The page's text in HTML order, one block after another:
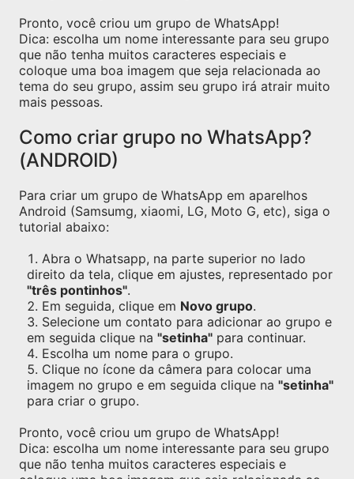
Pronto, você criou um grupo de WhatsApp!
Dica: escolha um nome interessante para seu grupo
que não tenha muitos caracteres especiais e
coloque uma boa imagem que seja relacionada ao
tema do seu grupo, assim seu grupo irá atrair muito
mais pessoas.
Como criar grupo no WhatsApp?
(ANDROID)
Para criar um grupo de WhatsApp em aparelhos
Android (Samsumg, xiaomi, LG, Moto G, etc), siga o
tutorial abaixo:
Abra o Whatsapp, na parte superior no lado
direito da tela, clique em ajustes, representado por
"três pontinhos".
Em seguida, clique em Novo grupo.
Selecione um contato para adicionar ao grupo e
em seguida clique na "setinha" para continuar.
Escolha um nome para o grupo.
Clique no ícone da câmera para colocar uma
imagem no grupo e em seguida clique na "setinha"
para criar o grupo.
Pronto, você criou um grupo de WhatsApp!
Dica: escolha um nome interessante para seu grupo
que não tenha muitos caracteres especiais e